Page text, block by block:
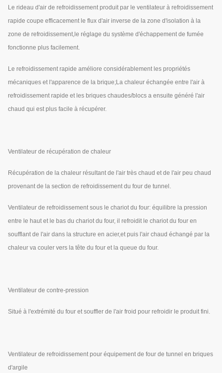
Le rideau d'air de refroidissement produit par le ventilateur à refroidissement
rapide coupe efficacement le flux d'air inverse de la zone d'isolation à la
zone de refroidissement,le réglage du système d'échappement de fumée
fonctionne plus facilement.
Le refroidissement rapide améliore considérablement les propriétés
mécaniques et l'apparence de la brique;La chaleur échangée entre l'air à
refroidissement rapide et les briques chaudes/blocs a ensuite généré l'air
chaud qui est plus facile à récupérer.
Ventilateur de récupération de chaleur
Récupération de la chaleur résultant de l'air très chaud et de l'air peu chaud
provenant de la section de refroidissement du four de tunnel.
Ventilateur de refroidissement sous le chariot du four: équilibre la pression
entre le haut et le bas du chariot du four, il refroidit le chariot du four en
soufflant de l'air dans la structure en acier,et puis l'air chaud échangé par la
chaleur va couler vers la tête du four et la queue du four.
Ventilateur de contre-pression
Situé à l'extrémité du four et souffler de l'air froid pour refroidir le produit fini.
Ventilateur de refroidissement pour équipement de four de tunnel en briques
d'argile